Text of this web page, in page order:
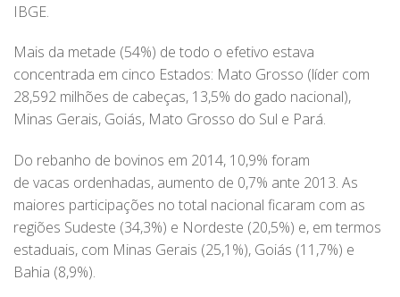
IBGE.
Mais da metade (54%) de todo o efetivo estava
concentrada em cinco Estados: Mato Grosso (líder com
28,592 milhões de cabeças, 13,5% do gado nacional),
Minas Gerais, Goiás, Mato Grosso do Sul e Pará.
Do rebanho de bovinos em 2014, 10,9% foram
de vacas ordenhadas, aumento de 0,7% ante 2013. As
maiores participações no total nacional ficaram com as
regiões Sudeste (34,3%) e Nordeste (20,5%) e, em termos
estaduais, com Minas Gerais (25,1%), Goiás (11,7%) e
Bahia (8,9%).